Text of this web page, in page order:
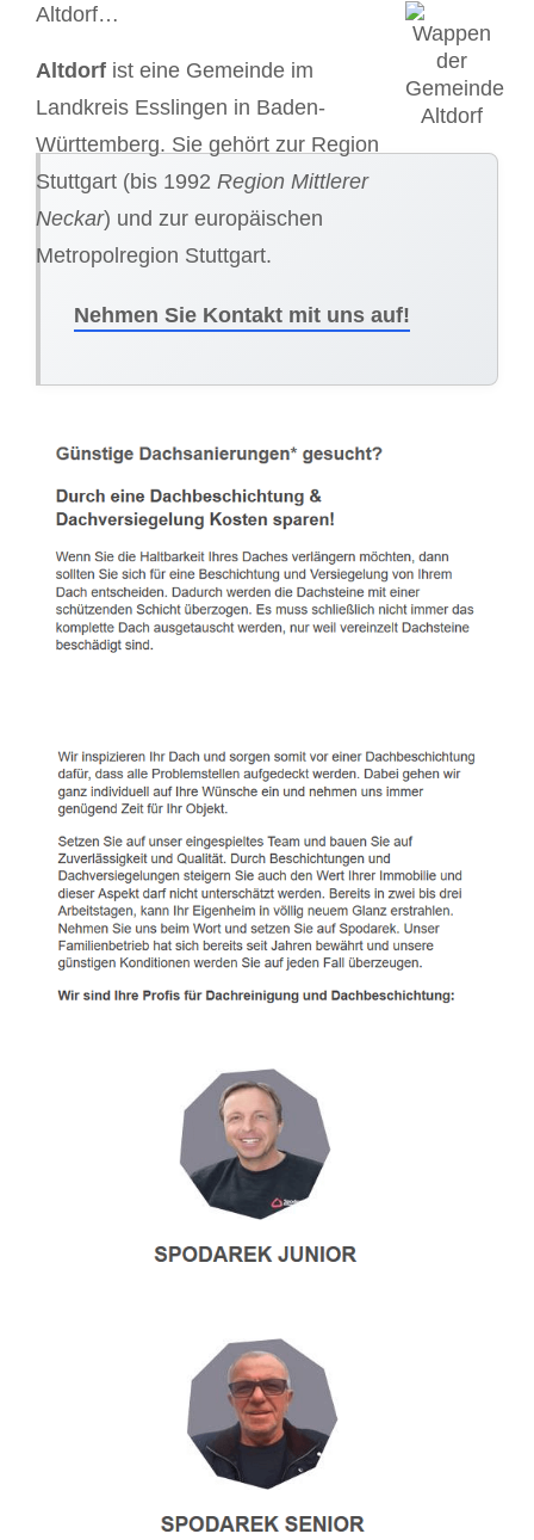
Altdorf…
Altdorf ist eine Gemeinde im
Landkreis Esslingen in Baden-
Württemberg. Sie gehört zur Region
Stuttgart (bis 1992 Region Mittlerer
Neckar) und zur europäischen
Metropolregion Stuttgart.
Nehmen Sie Kontakt mit uns auf!